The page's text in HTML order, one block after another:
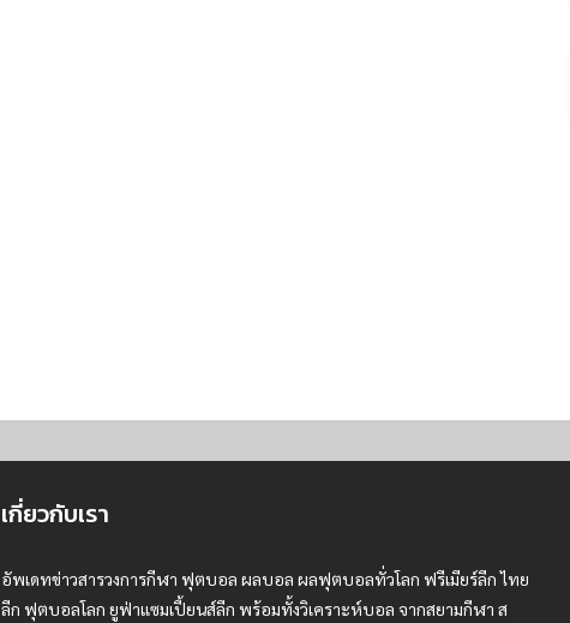
เกี่ยวกับเรา
อัพเดทข่าวสารวงการกีฬา ฟุตบอล ผลบอล ผลฟุตบอลทั่วโลก ฟรีเมียร์ลีก ไทย
ลีก ฟุตบอลโลก ยูฟ่าแซมเปี้ยนส์ลีก พร้อมทั้งวิเคราะห์บอล จากสยามกีฬา ส